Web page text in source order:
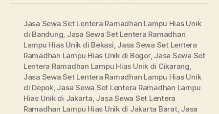
Jasa Sewa Set Lentera Ramadhan Lampu Hias Unik
di Bandung, Jasa Sewa Set Lentera Ramadhan
Lampu Hias Unik di Bekasi, Jasa Sewa Set Lentera
Ramadhan Lampu Hias Unik di Bogor, Jasa Sewa Set
Lentera Ramadhan Lampu Hias Unik di Cikarang,
Jasa Sewa Set Lentera Ramadhan Lampu Hias Unik
di Depok, Jasa Sewa Set Lentera Ramadhan Lampu
Hias Unik di Jakarta, Jasa Sewa Set Lentera
Ramadhan Lampu Hias Unik di Jakarta Barat, Jasa